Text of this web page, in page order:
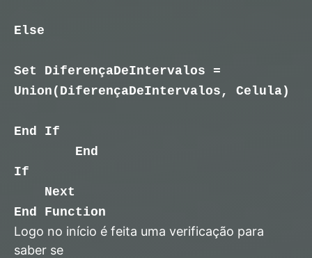
Else
Set DiferençaDeIntervalos =
Union(DiferençaDeIntervalos, Celula)
End If
End
If
Next
End Function
Logo no início é feita uma verificação para
saber se